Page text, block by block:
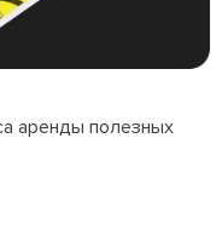
аренды полезных